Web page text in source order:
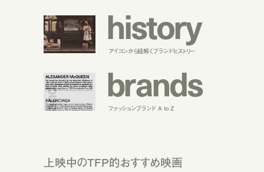
history
アイコンから紐解くブランドヒストリー
brands
ファッションブランド A to Z
上映中のTFP的おすすめ映画